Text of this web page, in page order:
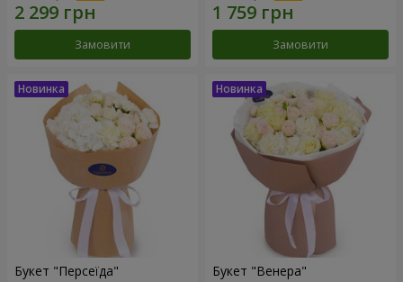
Замовити Замовити
Букет "Персеїда" Букет "Венера"